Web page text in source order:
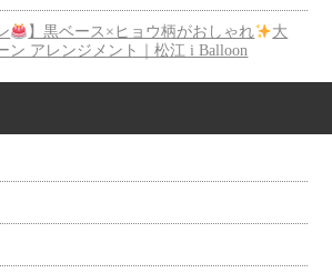
】黒ベース×ヒョウ柄がおしゃれ
大
ン アレンジメント｜松江 i Balloon